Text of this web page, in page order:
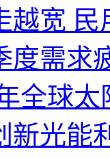
越宽
度需求
全球
新光能